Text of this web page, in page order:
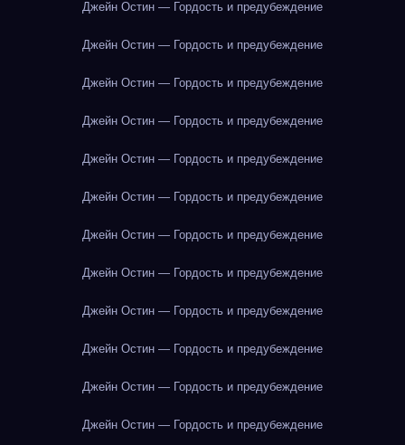
Джейн Остин — Гордость и предубеждение
Джейн Остин — Гордость и предубеждение
Джейн Остин — Гордость и предубеждение
Джейн Остин — Гордость и предубеждение
Джейн Остин — Гордость и предубеждение
Джейн Остин — Гордость и предубеждение
Джейн Остин — Гордость и предубеждение
Джейн Остин — Гордость и предубеждение
Джейн Остин — Гордость и предубеждение
Джейн Остин — Гордость и предубеждение
Джейн Остин — Гордость и предубеждение
Джейн Остин — Гордость и предубеждение